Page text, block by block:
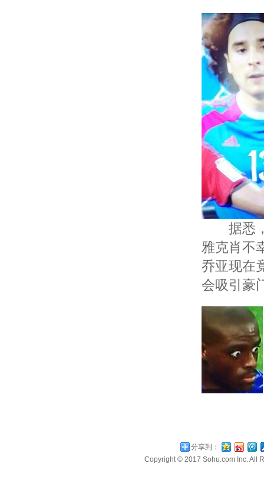
据悉，
雅克肖不
乔亚现在
会吸引豪
分享到：
Copyright © 2017 Sohu.com Inc. All